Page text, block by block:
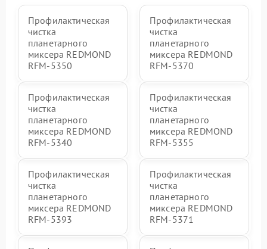
Профилактическая
чистка
планетарного
миксера REDMOND
RFM-5350
Профилактическая
чистка
планетарного
миксера REDMOND
RFM-5370
Профилактическая
чистка
планетарного
миксера REDMOND
RFM-5340
Профилактическая
чистка
планетарного
миксера REDMOND
RFM-5355
Профилактическая
чистка
планетарного
миксера REDMOND
RFM-5393
Профилактическая
чистка
планетарного
миксера REDMOND
RFM-5371